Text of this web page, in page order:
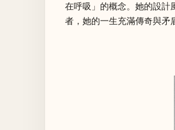
在呼吸」的概念。她的設計
者，她的一生充滿傳奇與矛